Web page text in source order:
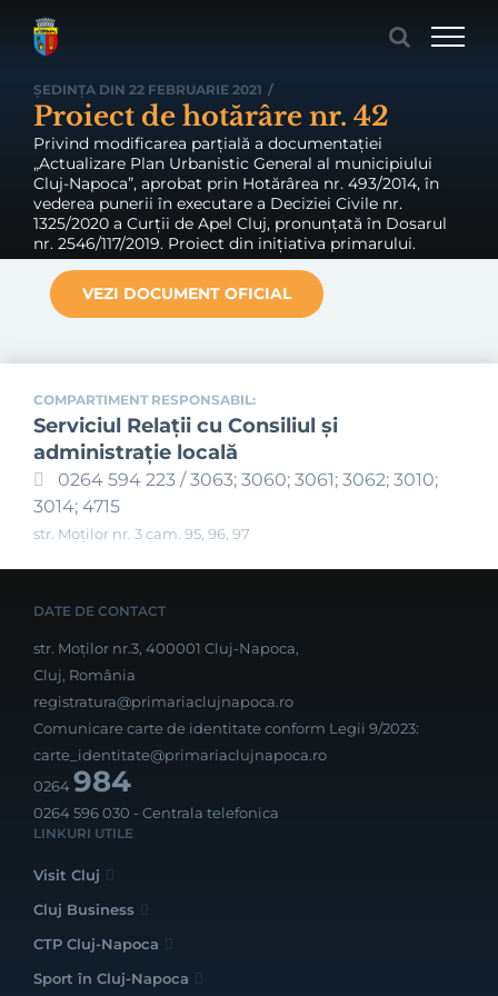
ȘEDINȚA DIN 22 FEBRUARIE 2021 /
Proiect de hotărâre nr. 42
Privind modificarea parțială a documentației
„Actualizare Plan Urbanistic General al municipiului
Cluj-Napoca”, aprobat prin Hotărârea nr. 493/2014, în
vederea punerii în executare a Deciziei Civile nr.
1325/2020 a Curții de Apel Cluj, pronunțată în Dosarul
nr. 2546/117/2019. Proiect din inițiativa primarului.
VEZI DOCUMENT OFICIAL
COMPARTIMENT RESPONSABIL:
Serviciul Relaţii cu Consiliul şi
administraţie locală
0264 594 223 / 3063; 3060; 3061; 3062; 3010;
3014; 4715
str. Moților nr. 3 cam. 95, 96, 97
DATE DE CONTACT
str. Moților nr.3, 400001 Cluj-Napoca,
Cluj, România
registratura@primariaclujnapoca.ro
Comunicare carte de identitate conform Legii 9/2023:
carte_identitate@primariaclujnapoca.ro
0264984
0264 596 030 - Centrala telefonica
LINKURI UTILE
Visit Cluj
Cluj Business
CTP Cluj-Napoca
Sport în Cluj-Napoca